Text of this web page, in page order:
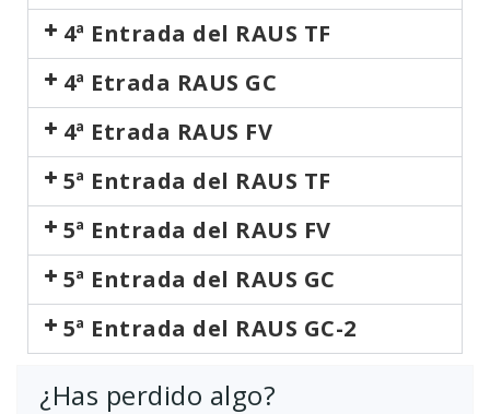
4ª Entrada del RAUS TF
4ª Etrada RAUS GC
4ª Etrada RAUS FV
5ª Entrada del RAUS TF
5ª Entrada del RAUS FV
5ª Entrada del RAUS GC
5ª Entrada del RAUS GC-2
¿Has perdido algo?